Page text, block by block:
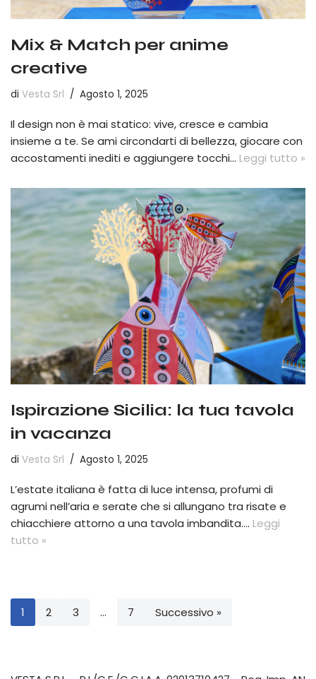
Mix & Match per anime
creative
di Vesta Srl Agosto 1, 2025
Il design non è mai statico: vive, cresce e cambia
insieme a te. Se ami circondarti di bellezza, giocare con
accostamenti inediti e aggiungere tocchi… Leggi tutto »
Ispirazione Sicilia: la tua tavola
in vacanza
di Vesta Srl Agosto 1, 2025
L’estate italiana è fatta di luce intensa, profumi di
agrumi nell’aria e serate che si allungano tra risate e
chiacchiere attorno a una tavola imbandita.… Leggi
tutto »
1 2 3 … 7 Successivo »